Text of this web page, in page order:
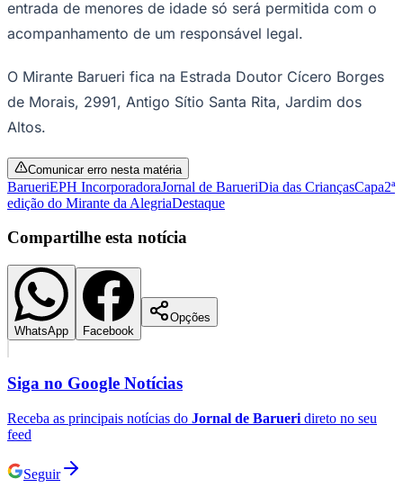
Corinthians
entrada de menores de idade só será permitida com o
acompanhamento de um responsável legal.
O Mirante Barueri fica na Estrada Doutor Cícero Borges
de Morais, 2991, Antigo Sítio Santa Rita, Jardim dos
Altos.
Comunicar erro nesta matéria
BarueriEPH IncorporadoraJornal de BarueriDia das CriançasCapa2ª
edição do Mirante da AlegriaDestaque
Compartilhe esta notícia
WhatsApp Facebook
Opções
Siga no Google Notícias
Receba as principais notícias do Jornal de Barueri direto no seu
feed
Seguir